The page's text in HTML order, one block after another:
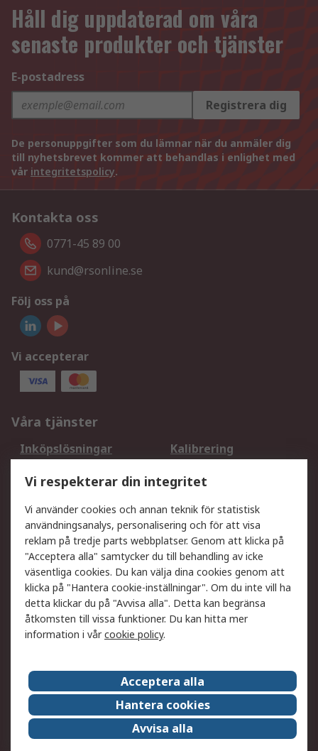
Håll dig uppdaterad om våra
senaste produkter och tjänster
E-postadress
Registrera dig
De personuppgifter som du lämnar när du anmäler dig
till nyhetsbrevet kommer att behandlas i enlighet med
vår integritetspolicy.
Kontakta oss
0771-45 89 00
kund@rsonline.se
Följ oss på
Vi accepterar
Våra tjänster
Inköpslösningar
Kalibrering
DesignSpark
Teknisk Support
Ditt lokala säljteam
Exportlösningar
Support
Få hjälp
Retur av varor
Leverans
Spåra din order
Begär en fakturakopi
Fördelar med RS-konto
Betalningsalternativ
Om RS
Försäljningsvillkor
Det juridiska
Press Centre
Jobba hos RS
ESG
Vi respekterar din integritet
Vi använder cookies och annan teknik för statistisk
användningsanalys, personalisering och för att visa
reklam på tredje parts webbplatser. Genom att klicka på
"Acceptera alla" samtycker du till behandling av icke
väsentliga cookies. Du kan välja dina cookies genom att
klicka på "Hantera cookie-inställningar". Om du inte vill ha
detta klickar du på "Avvisa alla". Detta kan begränsa
åtkomsten till vissa funktioner. Du kan hitta mer
information i vårcookie policy.
Acceptera alla
Hantera cookies
Avvisa alla